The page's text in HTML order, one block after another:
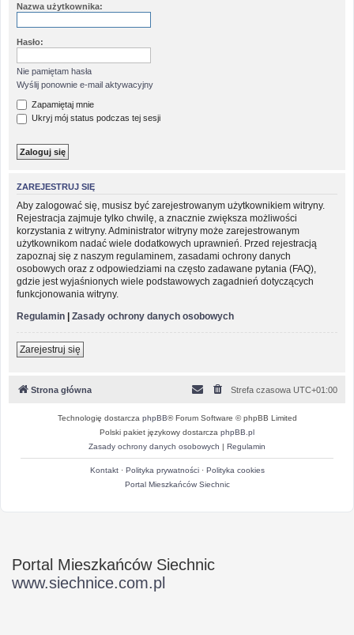
Nazwa użytkownika:
Hasło:
Nie pamiętam hasła
Wyślij ponownie e-mail aktywacyjny
Zapamiętaj mnie
Ukryj mój status podczas tej sesji
ZAREJESTRUJ SIĘ
Aby zalogować się, musisz być zarejestrowanym użytkownikiem witryny.
Rejestracja zajmuje tylko chwilę, a znacznie zwiększa możliwości
korzystania z witryny. Administrator witryny może zarejestrowanym
użytkownikom nadać wiele dodatkowych uprawnień. Przed rejestracją
zapoznaj się z naszym regulaminem, zasadami ochrony danych
osobowych oraz z odpowiedziami na często zadawane pytania (FAQ),
gdzie jest wyjaśnionych wiele podstawowych zagadnień dotyczących
funkcjonowania witryny.
Regulamin | Zasady ochrony danych osobowych
Zarejestruj się
Strona główna Strefa czasowa UTC+01:00
Technologię dostarcza phpBB® Forum Software © phpBB Limited
Polski pakiet językowy dostarcza phpBB.pl
Zasady ochrony danych osobowych | Regulamin
Kontakt· Polityka prywatności· Polityka cookies
Portal Mieszkańców Siechnic
Portal Mieszkańców Siechnic
www.siechnice.com.pl